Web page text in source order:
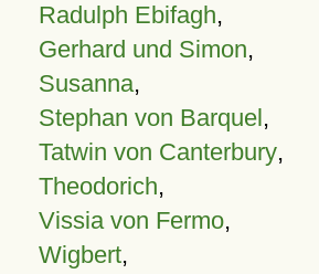
Radulph Ebifagh,
Gerhard und Simon,
Susanna,
Stephan von Barquel,
Tatwin von Canterbury,
Theodorich,
Vissia von Fermo,
Wigbert,